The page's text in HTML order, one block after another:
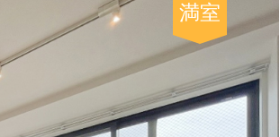
満室